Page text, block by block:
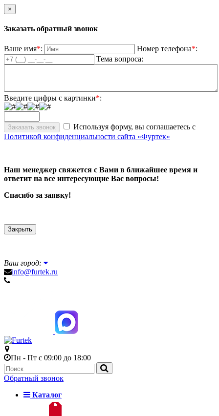
×
Заказать обратный звонок
Ваше имя*: Номер телефона*:
Тема вопроса:
Введите цифры с картинки*:
Используя форму, вы соглашаетесь с
Политикой конфиденциальности сайта «Фуртек»
Наш менеджер свяжется с Вами в ближайшее время и
ответит на все интересующие Вас вопросы!
Спасибо за заявку!
Закрыть
Ваш город:
info@furtek.ru
Пн - Пт с 09:00 до 18:00
Обратный звонок
Каталог